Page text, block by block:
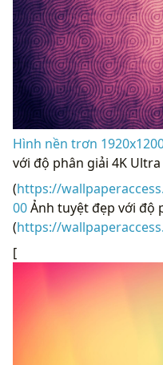
Hình nền trơn
với độ phân giải 4K Ultra
(https://
00Ảnh tuyệt đẹp với độ
(https://
[